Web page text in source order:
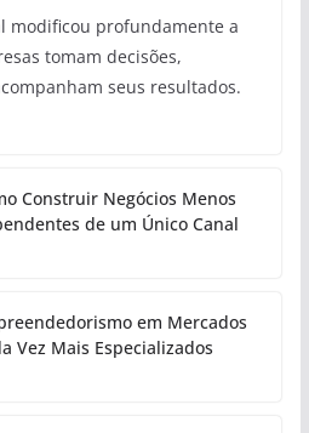
modificou profundamente a
tomam decisões,
seus resultados.
Construir Negócios Menos
de um Único Canal
em Mercados
Vez Mais Especializados